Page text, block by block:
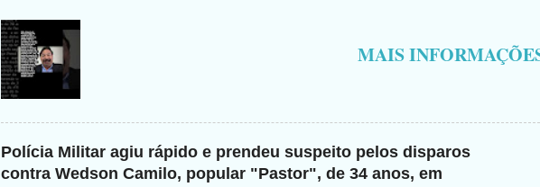
MAIS
Polícia Militar agiu rápido e prendeu suspeito pelos disparos
contra Wedson Camilo, popular "Pastor", de 34 anos, em